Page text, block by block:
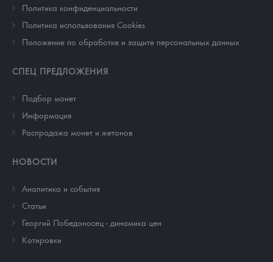
Политика конфиденциальности
Политика использования Cookies
Положение по обработке и защите персональных данных
СПЕЦ ПРЕДЛОЖЕНИЯ
Подбор монет
Информация
Распродажа монет и жетонов
НОВОСТИ
Аналитика и события
Cтатьи
Георгий Победоносец - динамика цен
Котировки